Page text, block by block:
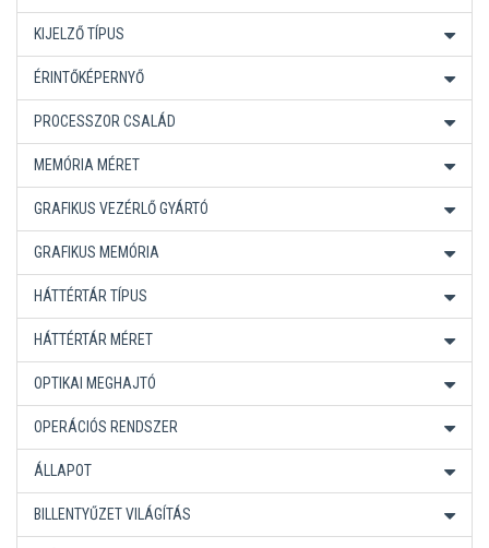
KIJELZŐ TÍPUS
ÉRINTŐKÉPERNYŐ
PROCESSZOR CSALÁD
MEMÓRIA MÉRET
GRAFIKUS VEZÉRLŐ GYÁRTÓ
GRAFIKUS MEMÓRIA
HÁTTÉRTÁR TÍPUS
HÁTTÉRTÁR MÉRET
OPTIKAI MEGHAJTÓ
OPERÁCIÓS RENDSZER
ÁLLAPOT
BILLENTYŰZET VILÁGÍTÁS